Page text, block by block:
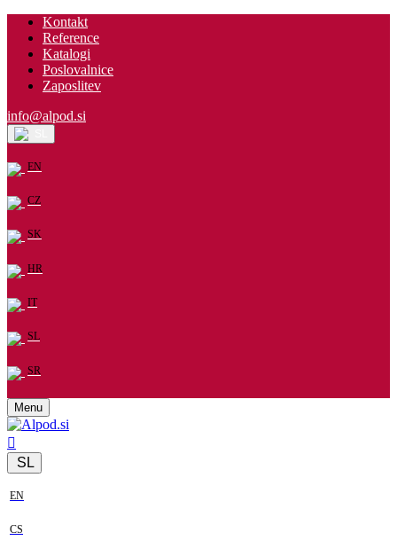
Kontakt
Reference
Katalogi
Poslovalnice
Zaposlitev
info@alpod.si
EN
CZ
SK
HR
IT
SL
SR
Menu
SL
EN
CS